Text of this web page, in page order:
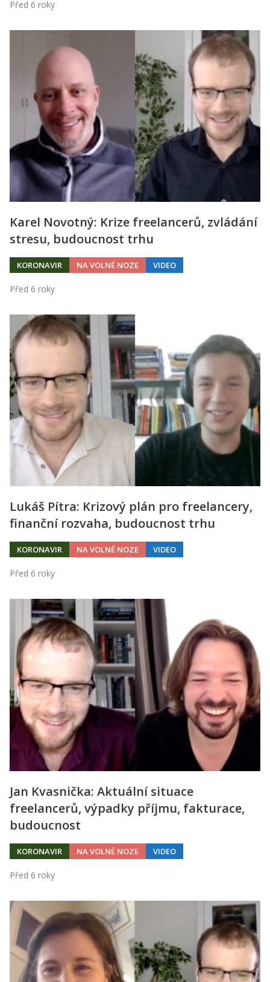
Před 6 roky
Karel Novotný: Krize freelancerů, zvládání
stresu, budoucnost trhu
KORONAVIR NA VOLNÉ NOZE VIDEO
Před 6 roky
Lukáš Pítra: Krizový plán pro freelancery,
finanční rozvaha, budoucnost trhu
KORONAVIR NA VOLNÉ NOZE VIDEO
Před 6 roky
Jan Kvasnička: Aktuální situace
freelancerů, výpadky příjmu, fakturace,
budoucnost
KORONAVIR NA VOLNÉ NOZE VIDEO
Před 6 roky